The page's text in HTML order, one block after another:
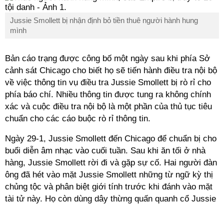
Jussie Smollett bị nhận định bỏ tiền thuê người hành hung
mình
Bản cáo trạng được công bố một ngày sau khi phía Sở
cảnh sát Chicago cho biết họ sẽ tiến hành điều tra nội bộ
về việc thông tin vụ điều tra Jussie Smollett bị rò rỉ cho
phía báo chí. Nhiều thông tin được tung ra không chính
xác và cuộc điều tra nội bộ là một phần của thủ tục tiêu
chuẩn cho các cáo buộc rò rỉ thông tin.
Ngày 29-1, Jussie Smollett đến Chicago để chuẩn bị cho
buổi diễn âm nhạc vào cuối tuần. Sau khi ăn tối ở nhà
hàng, Jussie Smollett rời đi và gặp sự cố. Hai người đàn
ông đã hét vào mặt Jussie Smollett những từ ngữ kỳ thị
chủng tộc và phân biệt giới tính trước khi đánh vào mặt
tài tử này. Họ còn dùng dây thừng quấn quanh cổ Jussie